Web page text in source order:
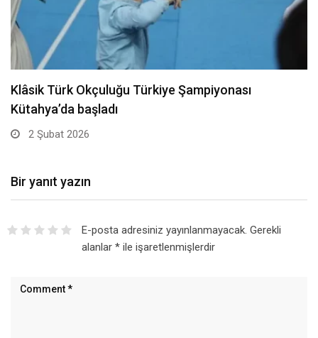
Klâsik Türk Okçuluğu Türkiye Şampiyonası
Kütahya’da başladı
2 Şubat 2026
Bir yanıt yazın
E-posta adresiniz yayınlanmayacak. Gerekli
alanlar *ile işaretlenmişlerdir